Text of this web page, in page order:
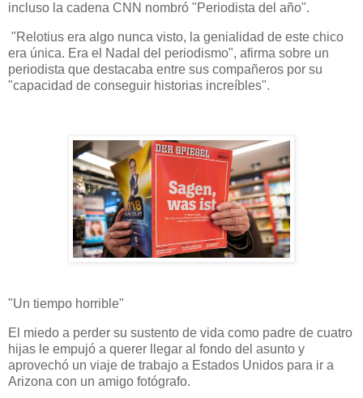
incluso la cadena CNN nombró "Periodista del año".
"Relotius era algo nunca visto, la genialidad de este chico
era única. Era el Nadal del periodismo", afirma sobre un
periodista que destacaba entre sus compañeros por su
"capacidad de conseguir historias increíbles".
"Un tiempo horrible"
El miedo a perder su sustento de vida como padre de cuatro
hijas le empujó a querer llegar al fondo del asunto y
aprovechó un viaje de trabajo a Estados Unidos para ir a
Arizona con un amigo fotógrafo.